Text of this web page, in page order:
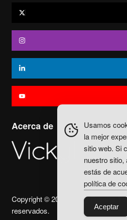
Acerca de
Copyright © 2025. Vicky Fuentes
reservados.
Usamos
la mejor
sitio web. Si
nuestro
estás de
política de
Aceptar